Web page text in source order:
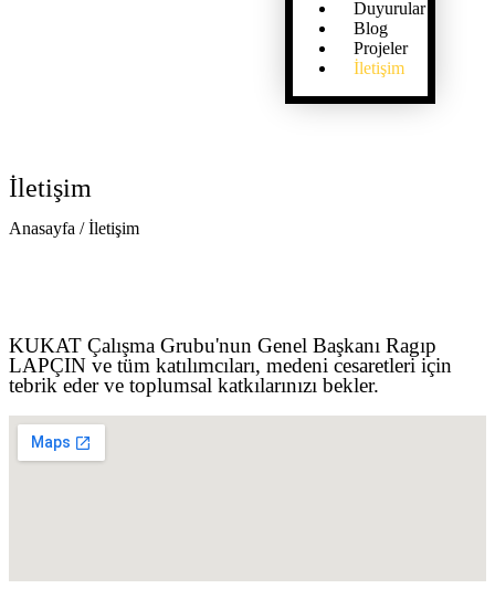
Duyurular
Blog
Projeler
İletişim
İletişim
Anasayfa / İletişim
KUKAT Çalışma Grubu'nun Genel Başkanı Ragıp
LAPÇIN ve tüm katılımcıları, medeni cesaretleri için
tebrik eder ve toplumsal katkılarınızı bekler.